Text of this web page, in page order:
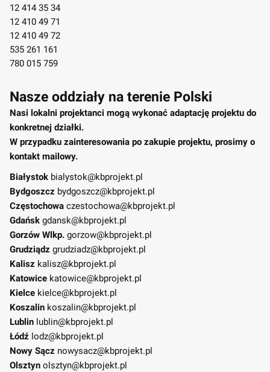
12 414 35 34
12 410 49 71
12 410 49 72
535 261 161
780 015 759
Nasze oddziały na terenie Polski
Nasi lokalni projektanci mogą wykonać adaptację projektu do
konkretnej działki.
W przypadku zainteresowania po zakupie projektu, prosimy o
kontakt mailowy.
Białystok bialystok@kbprojekt.pl
Bydgoszcz bydgoszcz@kbprojekt.pl
Częstochowa czestochowa@kbprojekt.pl
Gdańsk gdansk@kbprojekt.pl
Gorzów Wlkp. gorzow@kbprojekt.pl
Grudziądz grudziadz@kbprojekt.pl
Kalisz kalisz@kbprojekt.pl
Katowice katowice@kbprojekt.pl
Kielce kielce@kbprojekt.pl
Koszalin koszalin@kbprojekt.pl
Lublin lublin@kbprojekt.pl
Łódź lodz@kbprojekt.pl
Nowy Sącz nowysacz@kbprojekt.pl
Olsztyn olsztyn@kbprojekt.pl